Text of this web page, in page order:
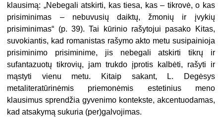
klausimą: „Nebegali atskirti, kas tiesa, kas – tikrovė, o kas
prisiminimas – nebuvusių daiktų, žmonių ir įvykių
prisiminimas“ (p. 39). Tai kūrinio rašytojui pasako Kitas,
suvokiantis, kad romanistas rašymo akto metu susipainioja
prisiminimo prisiminime, jis nebegali atskirti tikrų ir
sufantazuotų tikrovių, jam trukdo įprotis kalbėti, rašyti ir
mąstyti vienu metu. Kitaip sakant, L. Degėsys
metaliteratūrinėmis priemonėmis estetinius meno
klausimus sprendžia gyvenimo kontekste, akcentuodamas,
kad atsakymą sukuria (per)galvojimas.